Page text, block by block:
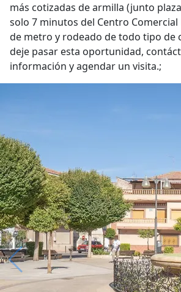
más cotizadas de armilla (junto
solo 7 minutos del Centro Comercial
de metro y rodeado de todo tipo de
deje pasar esta oportunidad,
información y agendar un visita.;